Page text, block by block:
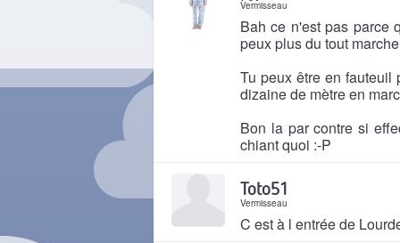
Vermisseau
Bah ce n'est pas parce
peux plus du tout
Tu peux être en fauteuil
dizaine de mètre en
Bon la par contre si
chiant quoi :-P
Il y a 4 mois
Toto51
Vermisseau
C est à l entrée de